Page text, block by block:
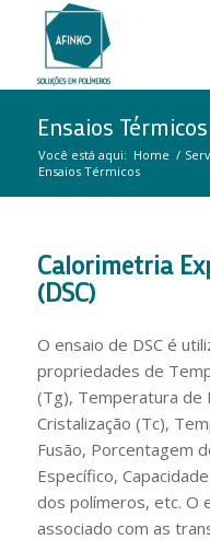
Ensaios Térmicos
Você está aqui: Home /
Ensaios Térmicos
Calorimetria
(DSC)
O ensaio de DSC é
propriedades de
(Tg), Temperatura de
Cristalização (Tc),
Fusão, Porcentagem
Específico,
dos polímeros, etc. O
associado com as